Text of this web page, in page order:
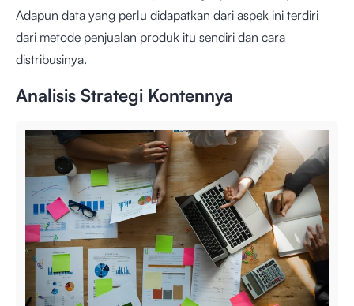
Adapun data yang perlu didapatkan dari aspek ini terdiri
dari metode penjualan produk itu sendiri dan cara
distribusinya.
Analisis Strategi Kontennya